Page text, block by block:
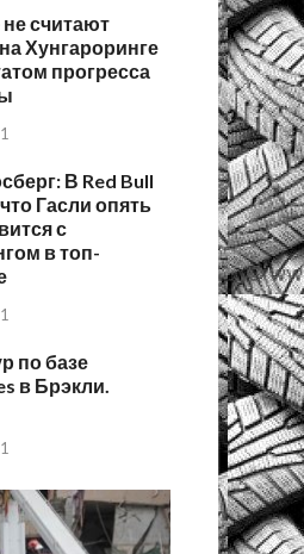
считают
Хунгароринге
прогресса
В Red Bull
Гасли опять
с
в топ-
по базе
в Брэкли.